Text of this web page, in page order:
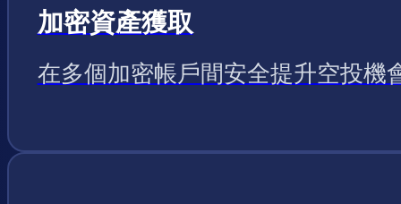
加密資產獲取
在多個加密帳戶間安全提升空投機